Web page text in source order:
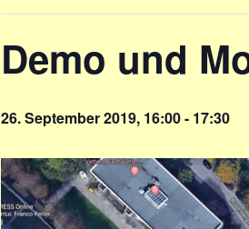
Demo und
26. September 2019, 16:00- 17:30